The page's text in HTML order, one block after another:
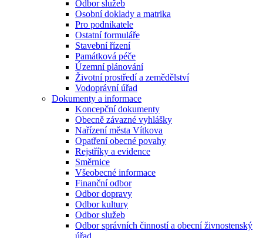
Odbor služeb
Osobní doklady a matrika
Pro podnikatele
Ostatní formuláře
Stavební řízení
Památková péče
Územní plánování
Životní prostředí a zemědělství
Vodoprávní úřad
Dokumenty a informace
Koncepční dokumenty
Obecně závazné vyhlášky
Nařízení města Vítkova
Opatření obecné povahy
Rejstříky a evidence
Směrnice
Všeobecné informace
Finanční odbor
Odbor dopravy
Odbor kultury
Odbor služeb
Odbor správních činností a obecní živnostenský
úřad